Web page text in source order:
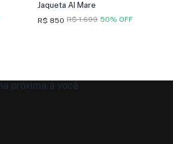
Jaqueta Al Mare
R$ 850 50% OFF
R$ 1.699